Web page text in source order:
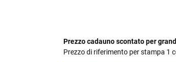
Prezzo cadauno scontato per
Prezzo di riferimento per stampa 1